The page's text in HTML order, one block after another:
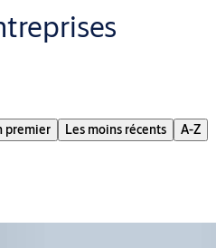
premier Les moins récents
A-Z